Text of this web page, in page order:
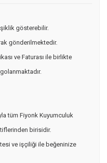
gösterebilir.
gönderilmektedir.
ve Faturası ile birlikte
tüm Fiyonk Kuyumculuk
birisidir.
ve işçiliği ile beğeninize